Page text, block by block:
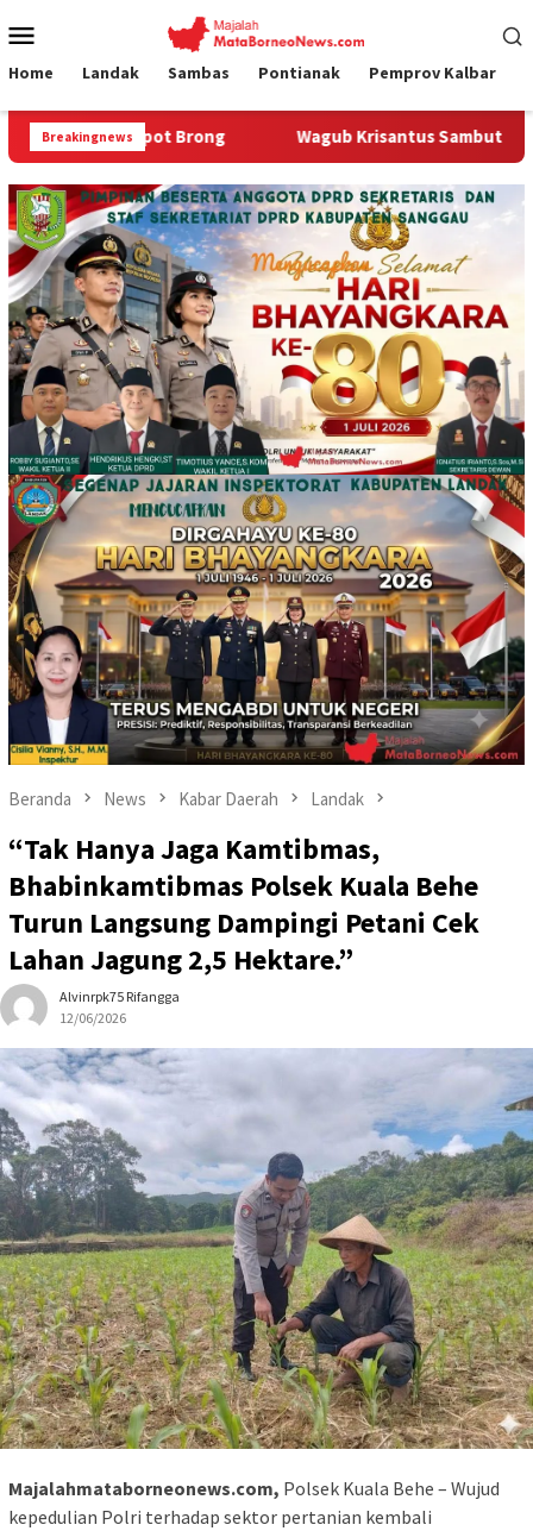
ke
Mobile
Home Landak Sambas Pontianak Pemprov Kalbar
Breakingnews
Wagub Krisantus Sambut Kembali Berjalannya Ekspor
Beranda News Kabar Daerah Landak
“Tak Hanya Jaga Kamtibmas,
Bhabinkamtibmas Polsek Kuala Behe
Turun Langsung Dampingi Petani Cek
Lahan Jagung 2,5 Hektare.”
Alvinrpk75 Rifangga
12/06/2026
Majalahmataborneonews.com, Polsek Kuala Behe – Wujud
kepedulian Polri terhadap sektor pertanian kembali